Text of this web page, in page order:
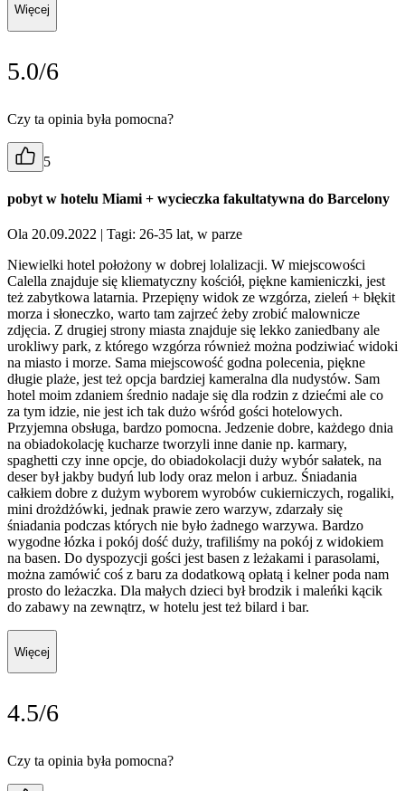
Więcej
5.0/6
Czy ta opinia była pomocna?
5
pobyt w hotelu Miami + wycieczka fakultatywna do Barcelony
Ola 20.09.2022 | Tagi: 26-35 lat, w parze
Niewielki hotel położony w dobrej lolalizacji. W miejscowości
Calella znajduje się kliematyczny kościół, piękne kamieniczki, jest
też zabytkowa latarnia. Przepięny widok ze wzgórza, zieleń + błękit
morza i słoneczko, warto tam zajrzeć żeby zrobić malownicze
zdjęcia. Z drugiej strony miasta znajduje się lekko zaniedbany ale
urokliwy park, z którego wzgórza również można podziwiać widoki
na miasto i morze. Sama miejscowość godna polecenia, piękne
długie plaże, jest też opcja bardziej kameralna dla nudystów. Sam
hotel moim zdaniem średnio nadaje się dla rodzin z dziećmi ale co
za tym idzie, nie jest ich tak dużo wśród gości hotelowych.
Przyjemna obsługa, bardzo pomocna. Jedzenie dobre, każdego dnia
na obiadokolację kucharze tworzyli inne danie np. karmary,
spaghetti czy inne opcje, do obiadokolacji duży wybór sałatek, na
deser był jakby budyń lub lody oraz melon i arbuz. Śniadania
całkiem dobre z dużym wyborem wyrobów cukierniczych, rogaliki,
mini drożdżówki, jednak prawie zero warzyw, zdarzały się
śniadania podczas których nie było żadnego warzywa. Bardzo
wygodne łózka i pokój dość duży, trafiliśmy na pokój z widokiem
na basen. Do dyspozycji gości jest basen z leżakami i parasolami,
można zamówić coś z baru za dodatkową opłatą i kelner poda nam
prosto do leżaczka. Dla małych dzieci był brodzik i maleńki kącik
do zabawy na zewnątrz, w hotelu jest też bilard i bar.
Więcej
4.5/6
Czy ta opinia była pomocna?